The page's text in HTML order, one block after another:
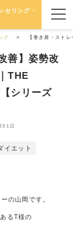
セリング・
グ 【巻き肩・スト
善】姿勢改
THE
シリーズ
01日
イエット
の山岡です。
るT様の